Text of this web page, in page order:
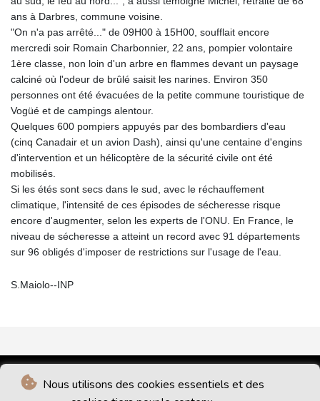
Nous utilisons des cookies essentiels et des
ans à Darbres, commune voisine.
"On n'a pas arrêté..." de 09H00 à 15H00, soufflait encore
mercredi soir Romain Charbonnier, 22 ans, pompier volontaire
1ère classe, non loin d'un arbre en flammes devant un paysage
calciné où l'odeur de brûlé saisit les narines. Environ 350
personnes ont été évacuées de la petite commune touristique de
Vogüé et de campings alentour.
Quelques 600 pompiers appuyés par des bombardiers d'eau
(cinq Canadair et un avion Dash), ainsi qu'une centaine d'engins
d'intervention et un hélicoptère de la sécurité civile ont été
mobilisés.
Si les étés sont secs dans le sud, avec le réchauffement
climatique, l'intensité de ces épisodes de sécheresse risque
encore d'augmenter, selon les experts de l'ONU. En France, le
niveau de sécheresse a atteint un record avec 91 départements
sur 96 obligés d'imposer de restrictions sur l'usage de l'eau.
S.Maiolo--INP